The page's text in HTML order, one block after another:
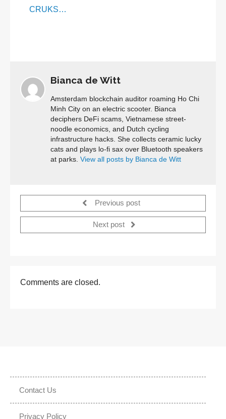
CRUKS…
Bianca de Witt
Amsterdam blockchain auditor roaming Ho Chi
Minh City on an electric scooter. Bianca
deciphers DeFi scams, Vietnamese street-
noodle economics, and Dutch cycling
infrastructure hacks. She collects ceramic lucky
cats and plays lo-fi sax over Bluetooth speakers
at parks. View all posts by Bianca de Witt
Previous post
Next post
Comments are closed.
Contact Us
Privacy Policy